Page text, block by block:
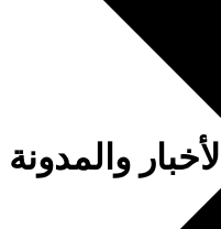
الأخبار والمدونة